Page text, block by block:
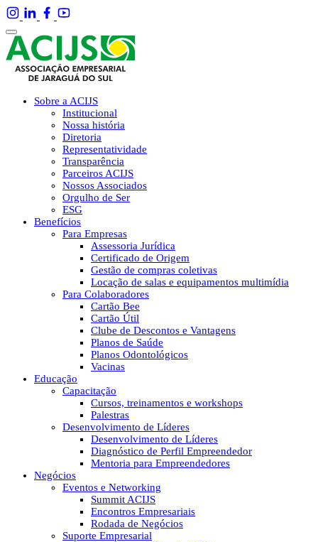
Sobre a ACIJS
Institucional
Nossa história
Diretoria
Representatividade
Transparência
Parceiros ACIJS
Nossos Associados
Orgulho de Ser
ESG
Benefícios
Para Empresas
Assessoria Jurídica
Certificado de Origem
Gestão de compras coletivas
Locação de salas e equipamentos multimídia
Para Colaboradores
Cartão Bee
Cartão Útil
Clube de Descontos e Vantagens
Planos de Saúde
Planos Odontológicos
Vacinas
Educação
Capacitação
Cursos, treinamentos e workshops
Palestras
Desenvolvimento de Líderes
Desenvolvimento de Líderes
Diagnóstico de Perfil Empreendedor
Mentoria para Empreendedores
Negócios
Eventos e Networking
Summit ACIJS
Encontros Empresariais
Rodada de Negócios
Suporte Empresarial